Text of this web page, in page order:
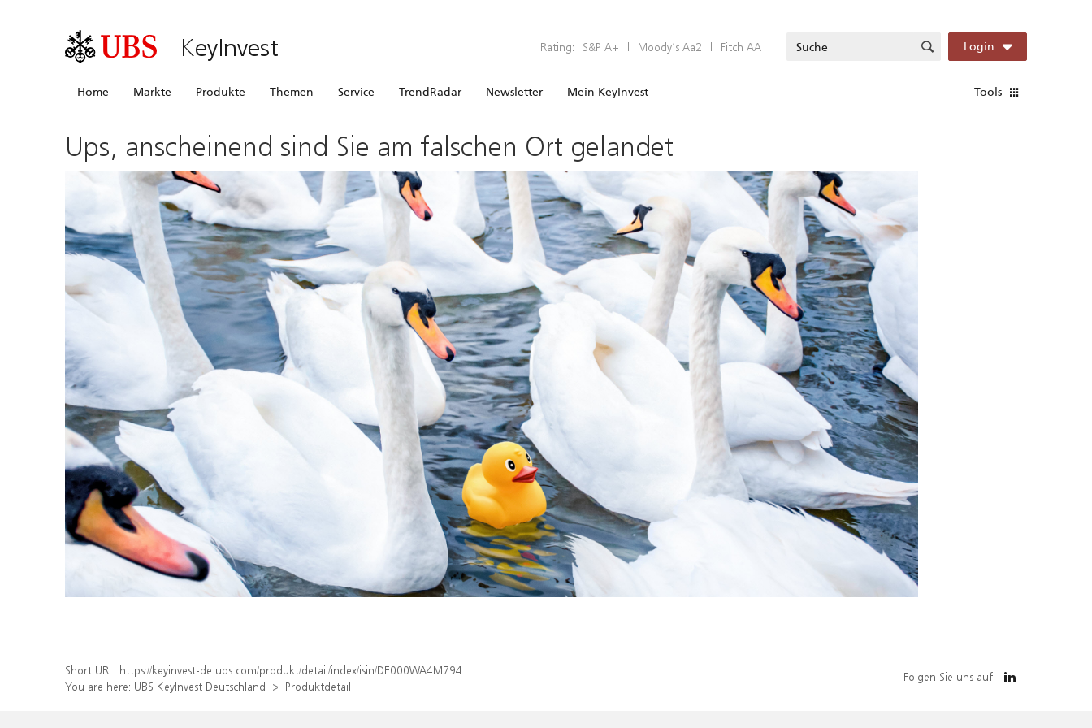
KeyInvest Rating: S&P A+ | Moody’s Aa2 | Fitch AA Login
Home Märkte Produkte Themen Service TrendRadar Newsletter Mein KeyInvest Tools
Ups, anscheinend sind Sie am falschen Ort gelandet
Short URL: https://keyinvest-de.ubs.com/produkt/detail/index/isin/DE000WA4M794
You are here: UBS KeyInvest Deutschland Produktdetail
Folgen Sie uns auf